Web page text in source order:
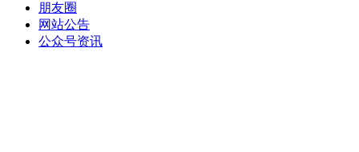
朋友圈
网站公告
公众号资讯